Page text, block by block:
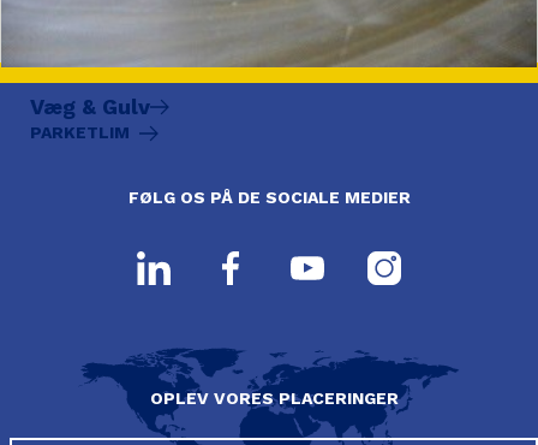
Væg & Gulv
PARKETLIM
FØLG OS PÅ DE SOCIALE MEDIER
OPLEV VORES PLACERINGER